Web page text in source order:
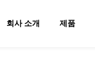
회사 소개 제품